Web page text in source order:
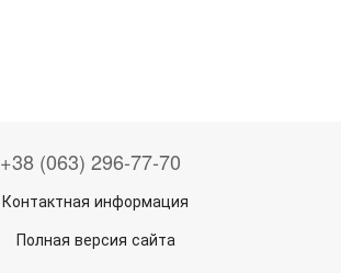
+38 (063) 296-77-70
Контактная информация
Полная версия сайта